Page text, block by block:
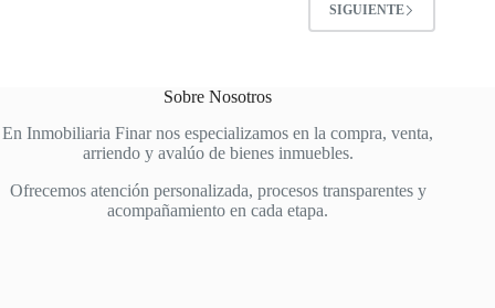
SIGUIENTE
Sobre Nosotros
En Inmobiliaria Finar nos especializamos en la compra, venta,
arriendo y avalúo de bienes inmuebles.
Ofrecemos atención personalizada, procesos transparentes y
acompañamiento en cada etapa.